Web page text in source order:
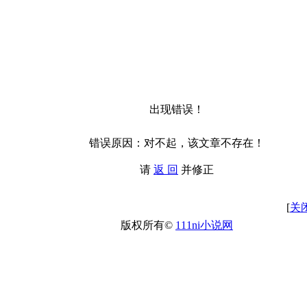
出现错误！
错误原因：对不起，该文章不存在！
请 返 回 并修正
[关
版权所有© 111ni小说网